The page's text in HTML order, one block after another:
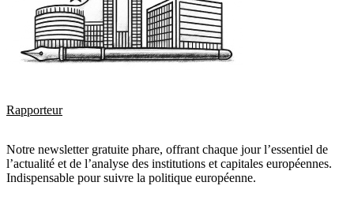
Rapporteur
Notre newsletter gratuite phare, offrant chaque jour l’essentiel de
l’actualité et de l’analyse des institutions et capitales européennes.
Indispensable pour suivre la politique européenne.